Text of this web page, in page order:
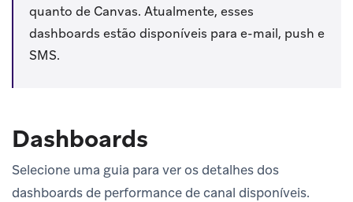
quanto de Canvas. Atualmente, esses
dashboards estão disponíveis para e-mail, push e
SMS.
Dashboards
Selecione uma guia para ver os detalhes dos
dashboards de performance de canal disponíveis.